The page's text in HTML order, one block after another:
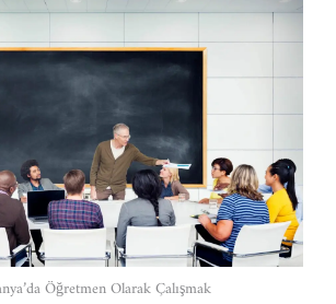
Öğretmen Olarak Çalışmak